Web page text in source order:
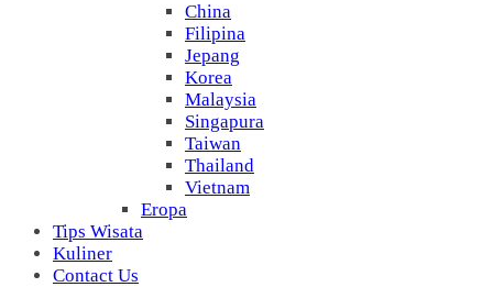
China
Filipina
Jepang
Korea
Malaysia
Singapura
Taiwan
Thailand
Vietnam
Eropa
Tips Wisata
Kuliner
Contact Us